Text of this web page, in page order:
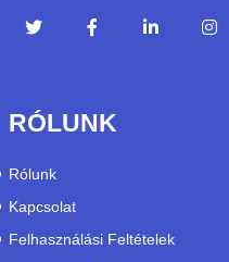
RÓLUNK
Rólunk
Kapcsolat
Felhasználási Feltételek